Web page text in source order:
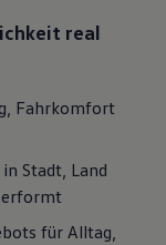
real
Fahrkomfort
Stadt, Land
für Alltag,